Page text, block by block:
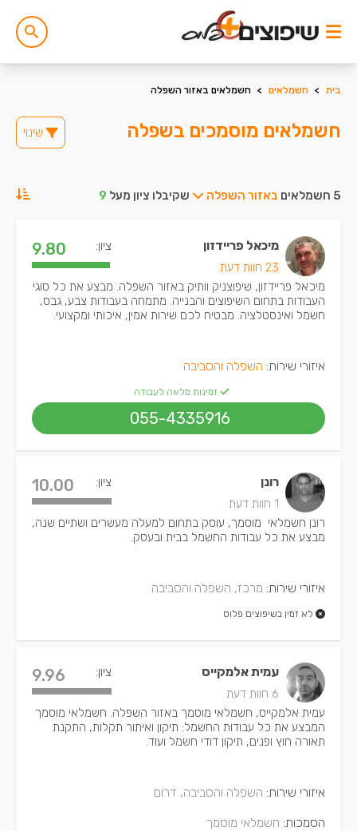
בית > חשמלאים > חשמלאים באזור השפלה
חשמלאים מוסמכים בשפלה שינוי
5 חשמלאים באזור השפלה שקיבלו ציון מעל 9
מיכאל פריידזון
23 חוות דעת
ציון: 9.80
מיכאל פריידזון, שיפוצניק וותיק באזור השפלה. מבצע את כל סוגי
העבודות בתחום השיפוצים והבנייה. מתמחה בעבודות צבע, גבס,
חשמל ואינסטלציה. מבטיח לכם שירות אמין, איכותי ומקצועי.
איזורי שירות: השפלה והסביבה
זמינות מלאה לעבודה
055-4335916
רונן
1 חוות דעת
ציון: 10.00
רונן חשמלאי מוסמך, עוסק בתחום למעלה מעשרים ושתיים שנה,
מבצע את כל עבודות החשמל בבית ובעסק.
איזורי שירות: מרכז, השפלה והסביבה
לא זמין בשיפוצים פלוס
עמית אלמקייס
6 חוות דעת
ציון: 9.96
עמית אלמקייס, חשמלאי מוסמך באזור השפלה. חשמלאי מוסמך
המבצע את כל עבודות החשמל: תיקון ואיתור תקלות, התקנת
תאורה חוץ ופנים, תיקון דודי חשמל ועוד.
איזורי שירות: השפלה והסביבה, דרום
הסמכות: חשמלאי מוסמך